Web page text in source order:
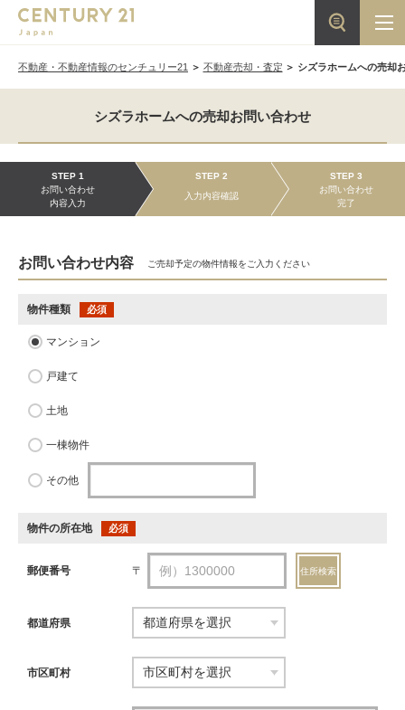
不動産・不動産情報のセンチュリー21 不動産売却・査定 シズラホームへの売却
シズラホームへの売却お問い合わせ
STEP 1
お問い合わせ
内容入力
STEP 2
入力内容確認
STEP 3
お問い合わせ
完了
お問い合わせ内容 ご売却予定の物件情報をご入力ください
物件種類 必須
マンション
戸建て
土地
一棟物件
その他
物件の所在地 必須
郵便番号 〒 住所検索
都道府県
市区町村